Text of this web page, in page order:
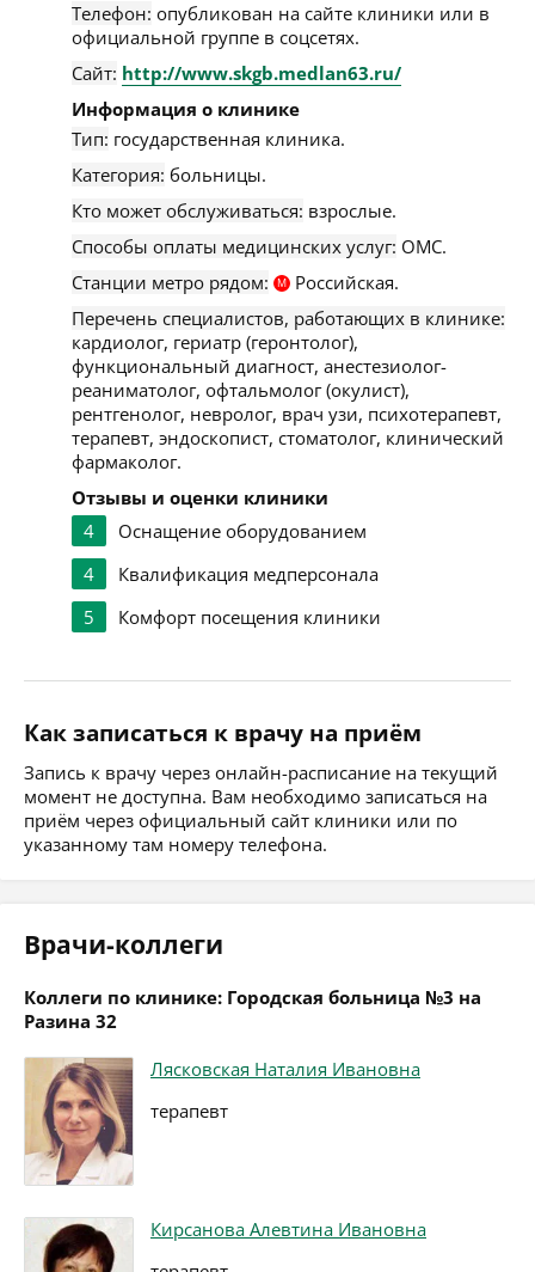
Телефон: опубликован на сайте клиники или в
официальной группе в соцсетях.
Сайт: http://www.skgb.medlan63.ru/
Информация о клинике
Тип: государственная клиника.
Категория: больницы.
Кто может обслуживаться: взрослые.
Способы оплаты медицинских услуг: ОМС.
Станции метро рядом:
М
Российская.
Перечень специалистов, работающих в клинике:
кардиолог, гериатр (геронтолог),
функциональный диагност, анестезиолог-
реаниматолог, офтальмолог (окулист),
рентгенолог, невролог, врач узи, психотерапевт,
терапевт, эндоскопист, стоматолог, клинический
фармаколог.
Отзывы и оценки клиники
4
Оснащение оборудованием
4
Квалификация медперсонала
5
Комфорт посещения клиники
Как записаться к врачу на приём
Запись к врачу через онлайн-расписание на текущий
момент не доступна. Вам необходимо записаться на
приём через официальный сайт клиники или по
указанному там номеру телефона.
Врачи-коллеги
Коллеги по клинике: Городская больница №3 на
Разина 32
Лясковская Наталия Ивановна
терапевт
Кирсанова Алевтина Ивановна